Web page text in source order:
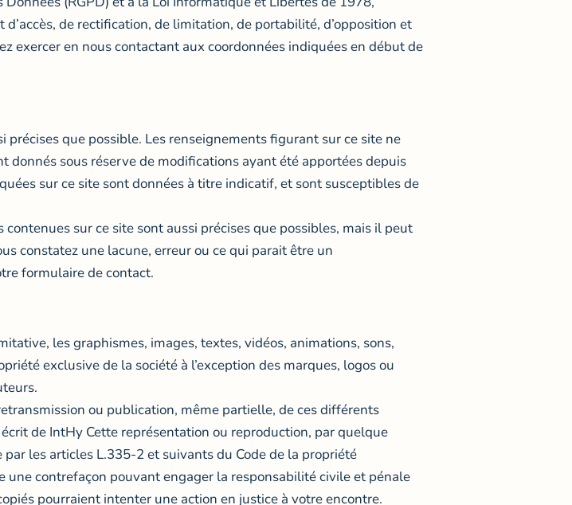
de rectification, de limitation, de portabilité, d’opposition et
exercer en nous contactant aux coordonnées indiquées en début de
que possible. Les renseignements figurant sur ce site ne
sous réserve de modifications ayant été apportées depuis
sur ce site sont données à titre indicatif, et sont susceptibles de
sur ce site sont aussi précises que possibles, mais il peut
constatez une lacune, erreur ou ce qui parait être un
formulaire de contact.
les graphismes, images, textes, vidéos, animations, sons,
exclusive de la société à l’exception des marques, logos ou
ou publication, même partielle, de ces différents
de IntHy Cette représentation ou reproduction, par quelque
les articles L.335-2 et suivants du Code de la propriété
contrefaçon pouvant engager la responsabilité civile et pénale
pourraient intenter une action en justice à votre encontre.